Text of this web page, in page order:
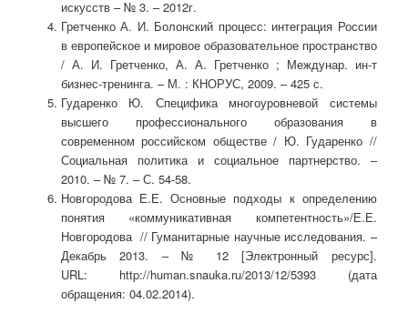
искусств – № 3. – 2012г.
Гретченко А. И. Болонский процесс: интеграция России
в европейское и мировое образовательное пространство
/ А. И. Гретченко, А. А. Гретченко ; Междунар. ин-т
бизнес-тренинга. – М. : КНОРУС, 2009. – 425 с.
Гударенко Ю. Специфика многоуровневой системы
высшего профессионального образования в
современном российском обществе / Ю. Гударенко //
Социальная политика и социальное партнерство. –
2010. – № 7. – С. 54-58.
Новгородова Е.Е. Основные подходы к определению
понятия «коммуникативная компетентность»/Е.Е.
Новгородова // Гуманитарные научные исследования. –
Декабрь 2013. – № 12 [Электронный ресурс].
URL: http://human.snauka.ru/2013/12/5393 (дата
обращения: 04.02.2014).